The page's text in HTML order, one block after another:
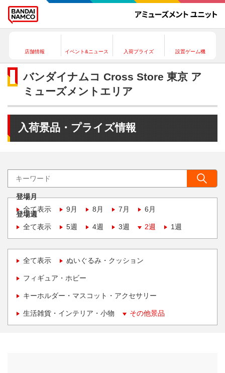
店舗情報 イベント&ニュース 入荷プライズ 設置ゲーム機
バンダイナムコ Cross Store 東京 ア
ミューズメントエリア
入荷景品・プライズ情報
登場月
全て表示
9月 8月 7月 6月
登場週
全て表示
5週 4週 3週 2週 1週
全て表示 ぬいぐるみ・クッション
フィギュア・ホビー
キーホルダー・マスコット・アクセサリー
生活雑貨・インテリア・小物 その他景品